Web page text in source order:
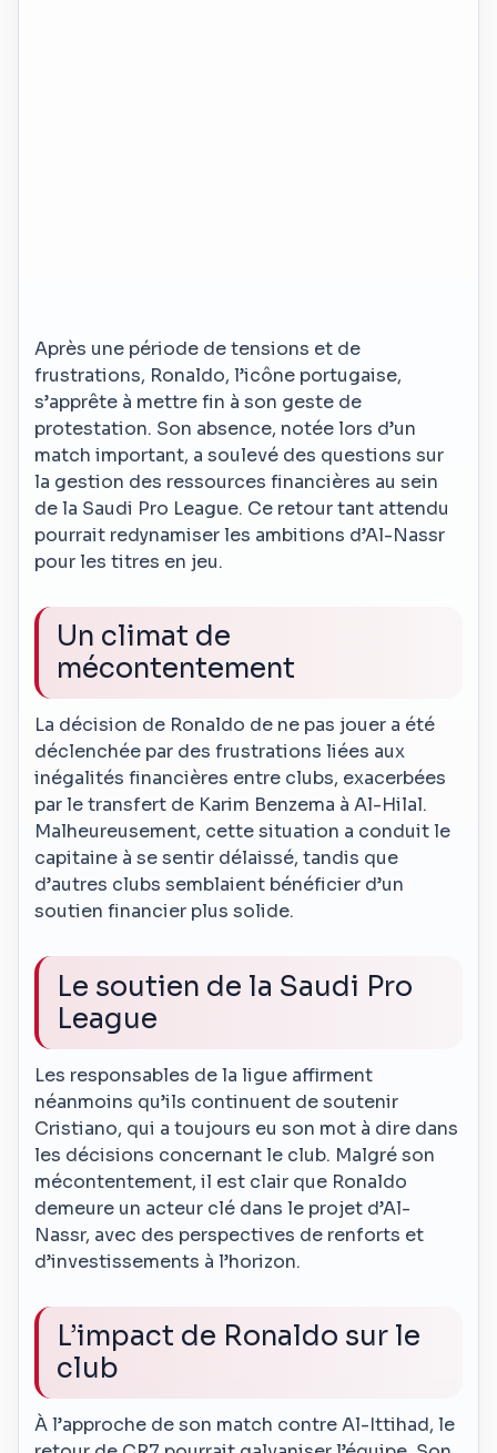
Après une période de tensions et de
frustrations, Ronaldo, l’icône portugaise,
s’apprête à mettre fin à son geste de
protestation. Son absence, notée lors d’un
match important, a soulevé des questions sur
la gestion des ressources financières au sein
de la Saudi Pro League. Ce retour tant attendu
pourrait redynamiser les ambitions d’Al-Nassr
pour les titres en jeu.
Un climat de
mécontentement
La décision de Ronaldo de ne pas jouer a été
déclenchée par des frustrations liées aux
inégalités financières entre clubs, exacerbées
par le transfert de Karim Benzema à Al-Hilal.
Malheureusement, cette situation a conduit le
capitaine à se sentir délaissé, tandis que
d’autres clubs semblaient bénéficier d’un
soutien financier plus solide.
Le soutien de la Saudi Pro
League
Les responsables de la ligue affirment
néanmoins qu’ils continuent de soutenir
Cristiano, qui a toujours eu son mot à dire dans
les décisions concernant le club. Malgré son
mécontentement, il est clair que Ronaldo
demeure un acteur clé dans le projet d’Al-
Nassr, avec des perspectives de renforts et
d’investissements à l’horizon.
L’impact de Ronaldo sur le
club
À l’approche de son match contre Al-Ittihad, le